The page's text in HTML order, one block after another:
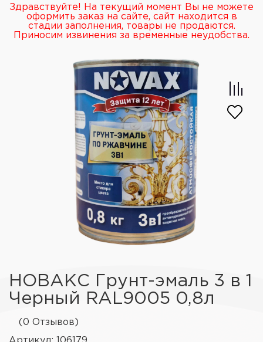
Здравствуйте! На текущий момент Вы не можете
оформить заказ на сайте, сайт находится в
стадии заполнения, товары не продаются.
Приносим извинения за временные неудобства.
НОВАКС Грунт-эмаль 3 в 1
Черный RAL9005 0,8л
(0 Отзывов)